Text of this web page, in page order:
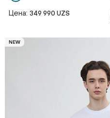
Цена: 349 990 UZS
NEW